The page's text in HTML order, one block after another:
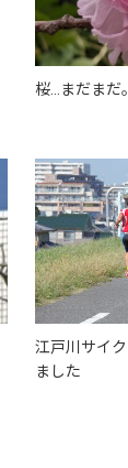
桜…まだまだ
江戸川サイ
ました